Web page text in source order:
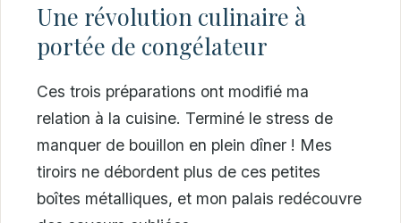
Une révolution culinaire à
portée de congélateur
Ces trois préparations ont modifié ma
relation à la cuisine. Terminé le stress de
manquer de bouillon en plein dîner ! Mes
tiroirs ne débordent plus de ces petites
boîtes métalliques, et mon palais redécouvre